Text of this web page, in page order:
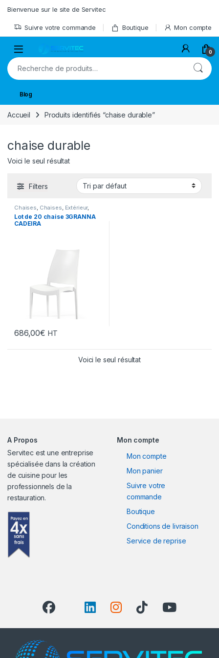
Bienvenue sur le site de Servitec
Suivre votre commande Boutique Mon compte
Open 0
Recherche pour :
Blog
Accueil Produits identifiés “chaise durable”
chaise durable
Voici le seul résultat
Filters
Chaises Chaises Extérieur,
Intérieur , MOBILIER
Lot de 20 chaise 3GRANNA
CADEIRA
686,00€ HT
Voici le seul résultat
A Propos
Servitec est une entreprise
spécialisée dans la création
de cuisine pour les
professionnels de la
restauration.
Mon compte
Mon compte
Mon panier
Suivre votre
commande
Boutique
Conditions de livraison
Service de reprise